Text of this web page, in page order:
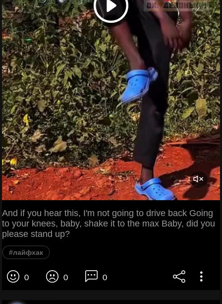
And if you hear this, I'm not going to drive back Going
to your knees, baby, shake it to the max Baby, did you
please stand up?
#лайфхак
0 0 0